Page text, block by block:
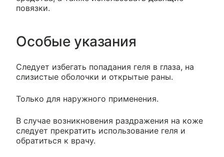
повязки.
Особые указания
Следует избегать попадания геля в глаза, на
слизистые оболочки и открытые раны.
Только для наружного применения.
В случае возникновения раздражения на коже
следует прекратить использование геля и
обратиться к врачу.